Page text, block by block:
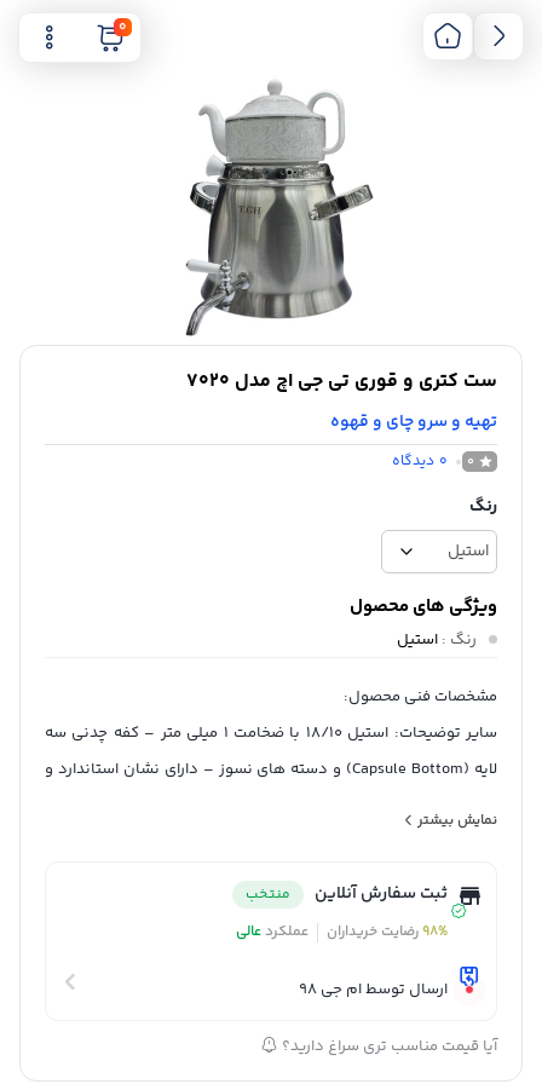
0
ست کتری و قوری تی جی اچ مدل 7020
تهیه و سرو چای و قهوه
0
0 دیدگاه
رنگ
ویژگی های محصول
رنگ : استیل
مشخصات فنی محصول:
سایر توضیحات: استیل 18/10 با ضخامت 1 میلی متر – کفه چدنی سه
لایه (Capsule Bottom) و دسته های نسوز – دارای نشان استاندارد و
قابلیت استفاده در: اجاق گاز
گنجایش کتری: 5.5 لیتر
سایر توضیحات کتری: کتری تی جی اچ مدل کاوه دارای کف سه لایه می
نمایش بیشتر
ثبت سفارش آنلاین
منتخب
98%رضایت خریداران عملکردعالی
ارسال توسط ام جی 98
آیا قیمت مناسب تری سراغ دارید؟